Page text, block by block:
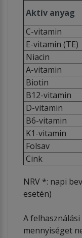
Aktív anyag
C-vitamin
E-vitamin (TE)
Niacin
A-vitamin
Biotin
B12-vitamin
D-vitamin
B6-vitamin
K1-vitamin
Folsav
Cink
NRV *: napi
esetén)
A
mennyiséget